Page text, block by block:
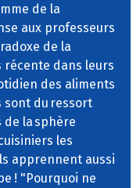
de la
aux professeurs
de la
dans leurs
des aliments
sont du ressort
la sphère
les
apprennent aussi
! "Pourquoi ne